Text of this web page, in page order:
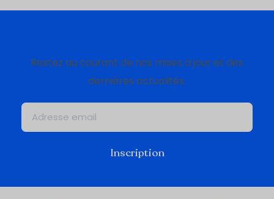
Restez au courant de nos mises à jour et des
dernières actualités.
Inscription